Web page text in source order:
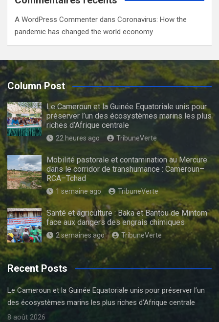
A WordPress Commenter dans Coronavirus: How the
pandemic has changed the world economy
Column Post
Le Cameroun et la Guinée Equatoriale unis pour
préserver l’un des écosystèmes marins les plus
riches d’Afrique centrale
22 heures ago TribuneVerte
Mobilité pastorale et contamination au Mercure
dans le corridor de transhumance : Cameroun–
RCA–Tchad
1 semaine ago TribuneVerte
Santé et agriculture : Baka et Bantou de Mintom
face aux dangers des engrais chimiques
2 semaines ago TribuneVerte
Recent Posts
Le Cameroun et la Guinée Equatoriale unis pour préserver l’un
des écosystèmes marins les plus riches d’Afrique centrale
8 août 2026